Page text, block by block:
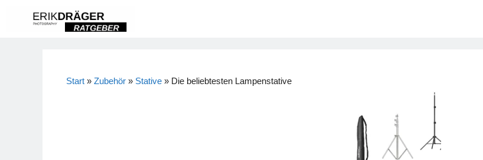
Start » Zubehör » Stative » Die beliebtesten Lampenstative